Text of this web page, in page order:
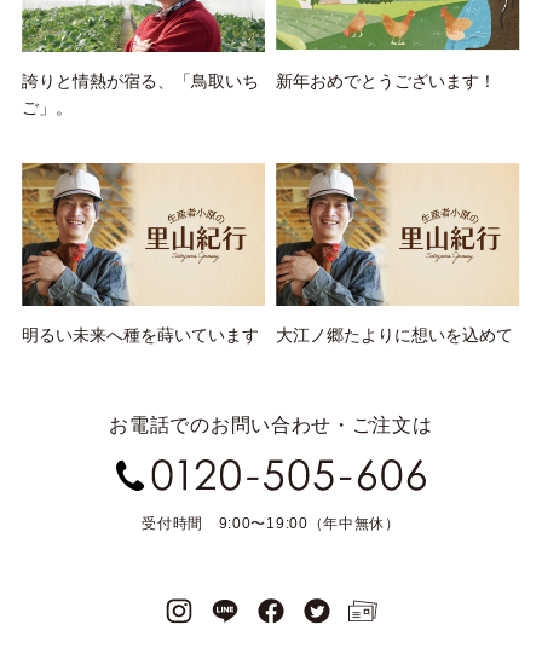
誇りと情熱が宿る、「鳥取いち
ご」。
新年おめでとうございます！
明るい未来へ種を蒔いています 大江ノ郷たよりに想いを込めて
お電話でのお問い合わせ・ご注文は
受付時間 9:00〜19:00（年中無休）